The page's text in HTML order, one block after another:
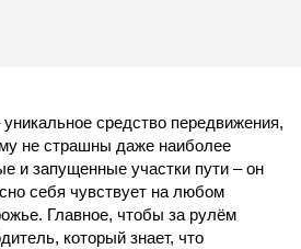
средство передвижения,
не страшны даже наиболее
и запущенные участки пути – он
себя чувствует на любом
Главное, чтобы за рулём
который знает, что